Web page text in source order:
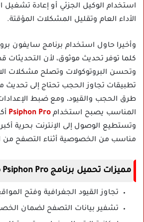
استخدام الوكيل الجزئي أو إعادة تشغيل
الأداء العام وتقليل المشكلات المؤقتة.
وأخيرا حاول استخدام برنامج سايفون برو
كلما توفر تحديث موثوق، لأن التحديثات
وتحسن البروتوكولات وتصلح مشكلات
تطبيقات تجاوز الحجب تحتاج إلى
طرق الحجب والقيود، ومع ضبط
المناسب يصبح استخدام Psiphon Pro
وتستطيع الوصول إلى الإنترنت بحرية
مناسب من الخصوصية أثناء التصفح من
مميزات تحميل برنامج Psiphon Pro مهكر
تجاوز القيود الجغرافية وفتح
تشفير بيانات التصفح لضمان